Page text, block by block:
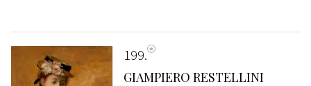
199
GIAMPIERO RESTELLINI